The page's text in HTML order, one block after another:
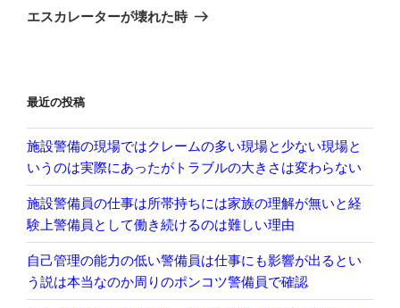
ゲ
ン
の
エスカレーターが壊れた時
最近の投稿
施設警備の現場ではクレームの多い現場と少ない現場と
いうのは実際にあったがトラブルの大きさは変わらない
施設警備員の仕事は所帯持ちには家族の理解が無いと経
験上警備員として働き続けるのは難しい理由
自己管理の能力の低い警備員は仕事にも影響が出るとい
う説は本当なのか周りのポンコツ警備員で確認